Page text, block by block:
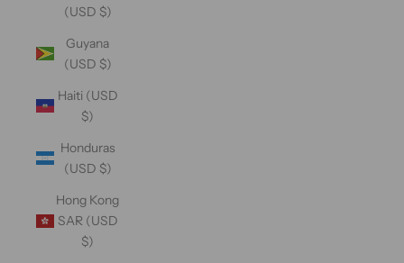
(USD $)
Guyana
(USD $)
Haiti (USD
$)
Honduras
(USD $)
Hong Kong
SAR (USD
$)